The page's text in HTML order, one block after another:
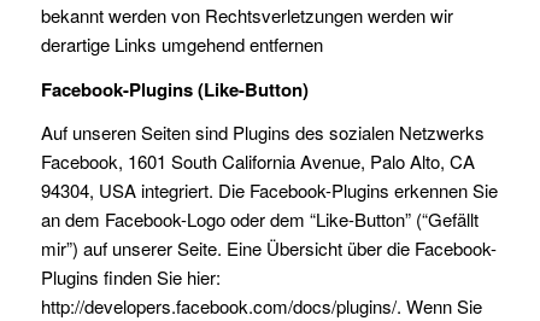
bekannt werden von Rechtsverletzungen werden wir
derartige Links umgehend entfernen
Facebook-Plugins (Like-Button)
Auf unseren Seiten sind Plugins des sozialen Netzwerks
Facebook, 1601 South California Avenue, Palo Alto, CA
94304, USA integriert. Die Facebook-Plugins erkennen Sie
an dem Facebook-Logo oder dem “Like-Button” (“Gefällt
mir”) auf unserer Seite. Eine Übersicht über die Facebook-
Plugins finden Sie hier:
http://developers.facebook.com/docs/plugins/. Wenn Sie